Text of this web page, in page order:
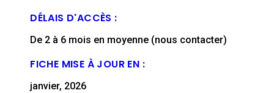
DÉLAIS D'ACCÈS :
De 2 à 6 mois en moyenne (nous contacter)
FICHE MISE À JOUR EN :
janvier, 2026